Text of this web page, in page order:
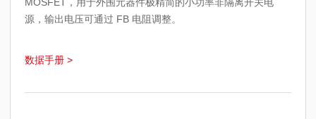
源，输出电压可通过 FB 电阻调整。
数据手册 >